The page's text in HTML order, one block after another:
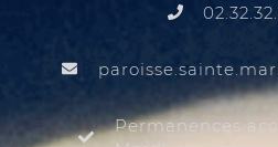
Permanences